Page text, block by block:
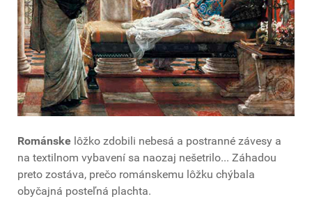
Románske lôžko zdobili nebesá a postranné závesy a
na textilnom vybavení sa naozaj nešetrilo... Záhadou
preto zostáva, prečo románskemu lôžku chýbala
obyčajná posteľná plachta.